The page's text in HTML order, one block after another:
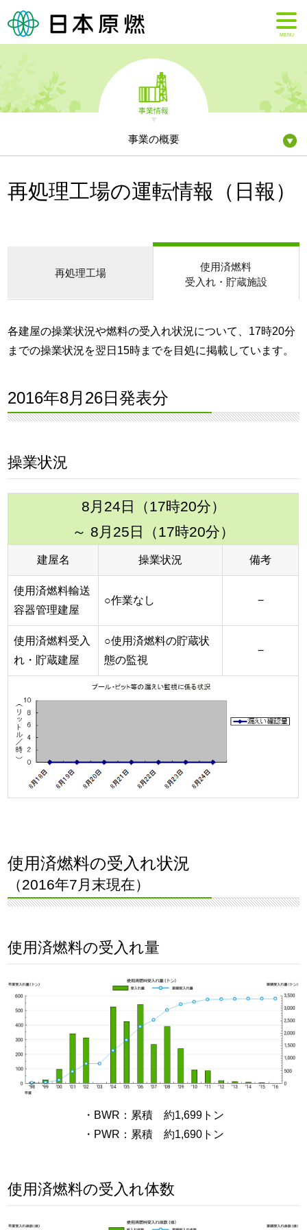
MENU
事業情報
事業の概要
再処理工場の運転情報（日報）
再処理工場
使用済燃料
受入れ・貯蔵施設
各建屋の操業状況や燃料の受入れ状況について、17時20分
までの操業状況を翌日15時までを目処に掲載しています。
2016年8月26日発表分
操業状況
8月24日（17時20分）
～ 8月25日（17時20分）
建屋名 操業状況 備考
使用済燃料輸送
容器管理建屋
○作業なし −
使用済燃料受入
れ・貯蔵建屋
○使用済燃料の貯蔵状
態の監視
−
使用済燃料の受入れ状況
（2016年7月末現在）
使用済燃料の受入れ量
・BWR：累積 約1,699トン
・PWR：累積 約1,690トン
使用済燃料の受入れ体数